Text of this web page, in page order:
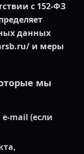
с 152‑ФЗ
данных
и меры
мы
(если